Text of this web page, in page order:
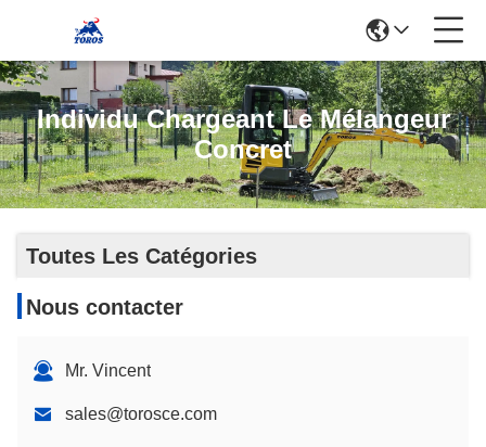
Individu Chargeant Le Mélangeur
Concret
Toutes Les Catégories
Nous contacter
Mr. Vincent
sales@torosce.com